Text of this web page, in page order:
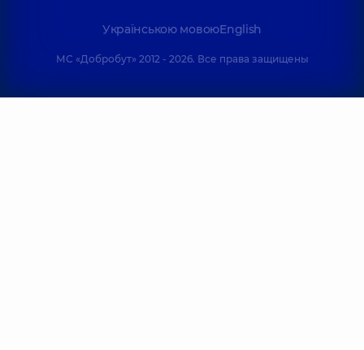
Українською мовоюEnglish
МС «Добробут» 2012 - 2026. Все права защищены